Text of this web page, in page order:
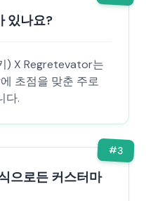
있나요?
) X Regretevator는
초점을 맞춘 주로
다.
#3
으로든 커스터마